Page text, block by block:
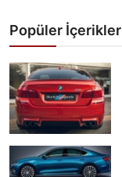
Popüler İçerikler